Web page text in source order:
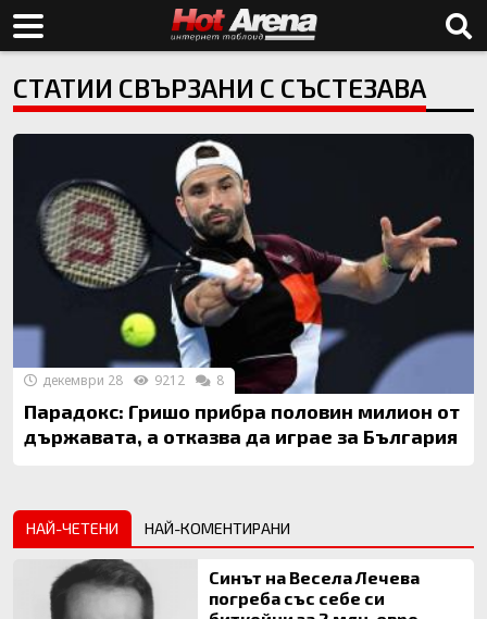
СТАТИИ СВЪРЗАНИ С СЪСТЕЗАВА
Парадокс: Гришо прибра половин милион от
държавата, а отказва да играе за България
декември 28 9212 8
НАЙ-ЧЕТЕНИ НАЙ-КОМЕНТИРАНИ
Синът на Весела Лечева
погреба със себе си